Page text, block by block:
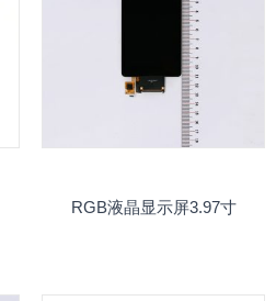
RGB液晶显示屏3.97寸